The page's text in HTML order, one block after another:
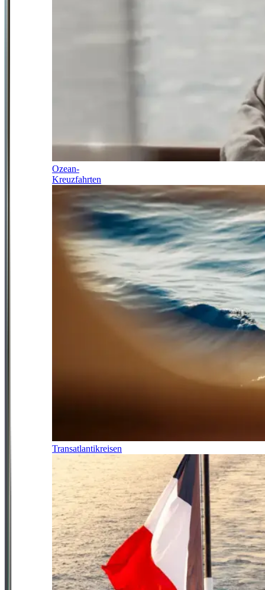
Ozean-
Kreuzfahrten
Transatlantikreisen